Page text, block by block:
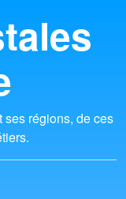
régions, de ces